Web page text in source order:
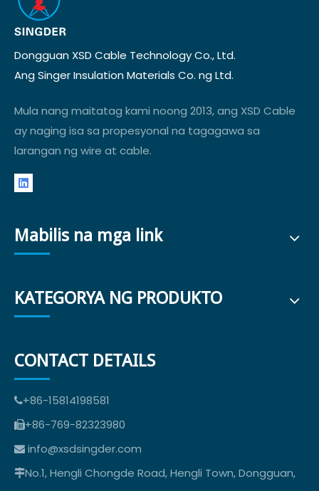
Dongguan XSD Cable Technology Co., Ltd.
Ang Singer Insulation Materials Co. ng Ltd.
Mula nang maitatag kami noong 2013, ang XSD Cable
ay naging isa sa propesyonal na tagagawa sa
larangan ng wire at cable.
Mabilis na mga link
KATEGORYA NG PRODUKTO
CONTACT DETAILS
+86-15814198581
+86-769-82323980
 info@xsdsingder.com
No.1, Hengli Chongde Road, Hengli Town, Dongguan,